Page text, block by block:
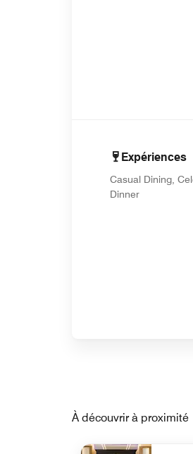
Expériences
Casual Dining,
Dinner
À découvrir à proximité